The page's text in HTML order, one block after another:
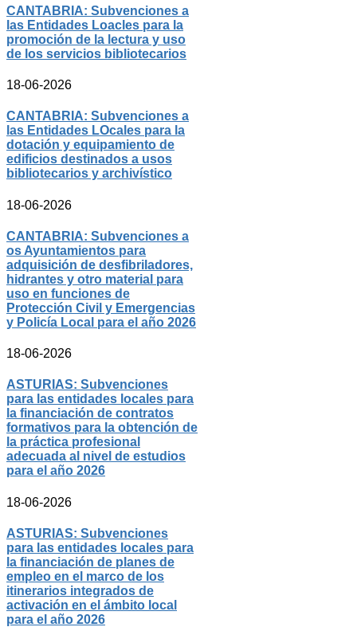
CANTABRIA: Subvenciones a
las Entidades Loacles para la
promoción de la lectura y uso
de los servicios bibliotecarios
18-06-2026
CANTABRIA: Subvenciones a
las Entidades LOcales para la
dotación y equipamiento de
edificios destinados a usos
bibliotecarios y archivístico
18-06-2026
CANTABRIA: Subvenciones a
os Ayuntamientos para
adquisición de desfibriladores,
hidrantes y otro material para
uso en funciones de
Protección Civil y Emergencias
y Policía Local para el año 2026
18-06-2026
ASTURIAS: Subvenciones
para las entidades locales para
la financiación de contratos
formativos para la obtención de
la práctica profesional
adecuada al nivel de estudios
para el año 2026
18-06-2026
ASTURIAS: Subvenciones
para las entidades locales para
la financiación de planes de
empleo en el marco de los
itinerarios integrados de
activación en el ámbito local
para el año 2026